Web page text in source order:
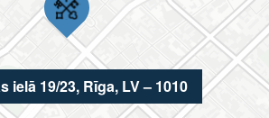
ielā 19/23, Rīga, LV – 1010